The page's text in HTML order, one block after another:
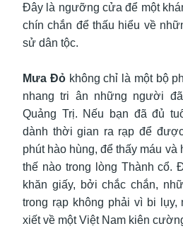
Đây là ngưỡng cửa để một
chín chắn để thấu hiểu về
sử dân tộc.
Mưa Đỏkhông chỉ là một bộ
nhang tri ân những người
Quảng Trị. Nếu bạn đã đủ
dành thời gian ra rạp để
phút hào hùng, để thấy máu
thế nào trong lòng Thành cổ.
khăn giấy, bởi chắc chắn,
trong rạp không phải vì bi
xiết về một Việt Nam kiên